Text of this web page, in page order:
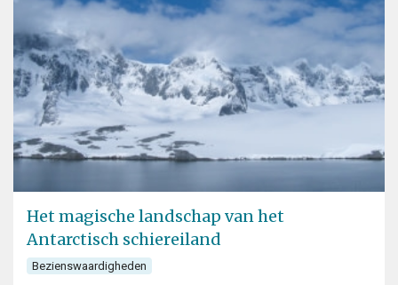
Het magische landschap van het
Antarctisch schiereiland
Bezienswaardigheden